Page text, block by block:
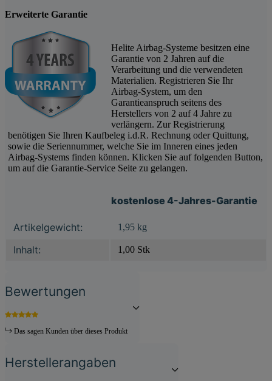
Erweiterte Garantie
Helite Airbag-Systeme besitzen eine
Garantie von 2 Jahren auf die
Verarbeitung und die verwendeten
Materialien. Registrieren Sie Ihr
Airbag-System, um den
Garantieanspruch seitens des
Herstellers von 2 auf 4 Jahre zu
verlängern. Zur Registrierung
benötigen Sie Ihren Kaufbeleg i.d.R. Rechnung oder Quittung,
sowie die Seriennummer, welche Sie im Inneren eines jeden
Airbag-Systems finden können. Klicken Sie auf folgenden Button,
um auf die Garantie-Service Seite zu gelangen.
kostenlose 4-Jahres-Garantie
Produkteigenschaft
Wert
Artikelgewicht: 1,95 kg
Inhalt: 1,00 Stk
Bewertungen
Das sagen Kunden über dieses Produkt
Herstellerangaben